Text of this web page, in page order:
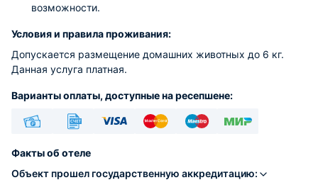
возможности.
Условия и правила проживания:
Допускается размещение домашних животных до 6 кг.
Данная услуга платная.
Варианты оплаты, доступные на ресепшене:
Факты об отеле
Объект прошел государственную аккредитацию: